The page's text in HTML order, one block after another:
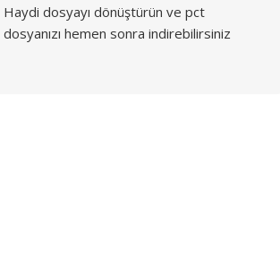
Haydi dosyayı dönüştürün ve pct
dosyanızı hemen sonra indirebilirsiniz